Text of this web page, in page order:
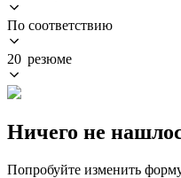
По соответствию
20 резюме
Ничего не
Попробуйте изменить